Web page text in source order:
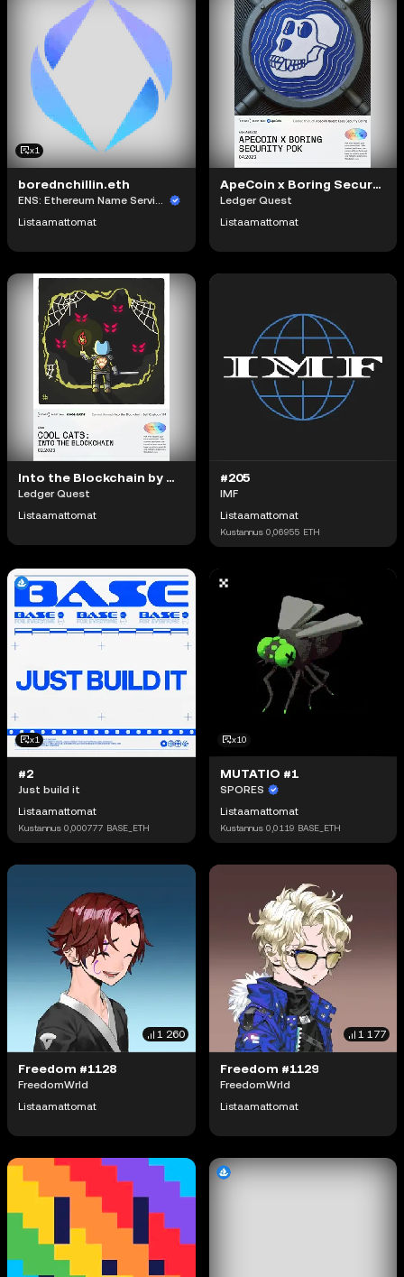
x1
borednchillin.eth
Listaamattomat
ApeCoin x Boring Security Proof of Knowledge by AlexMarks3D #360
Ledger Quest
Listaamattomat
Into the Blockchain by Cool Cats #750
Ledger Quest
Listaamattomat
#205
IMF
Listaamattomat
Kustannus 0,06955 ETH
x1
#2
Just build it
Listaamattomat
Kustannus 0,000777 BASE_ETH
x10
MUTATIO #1
SPORES
Listaamattomat
Kustannus 0,0119 BASE_ETH
1 260
Freedom #1128
FreedomWrld
Listaamattomat
1 177
Freedom #1129
FreedomWrld
Listaamattomat